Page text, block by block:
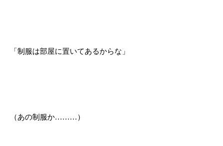
「制服は部屋に置いてあるからな」
（あの制服か………）